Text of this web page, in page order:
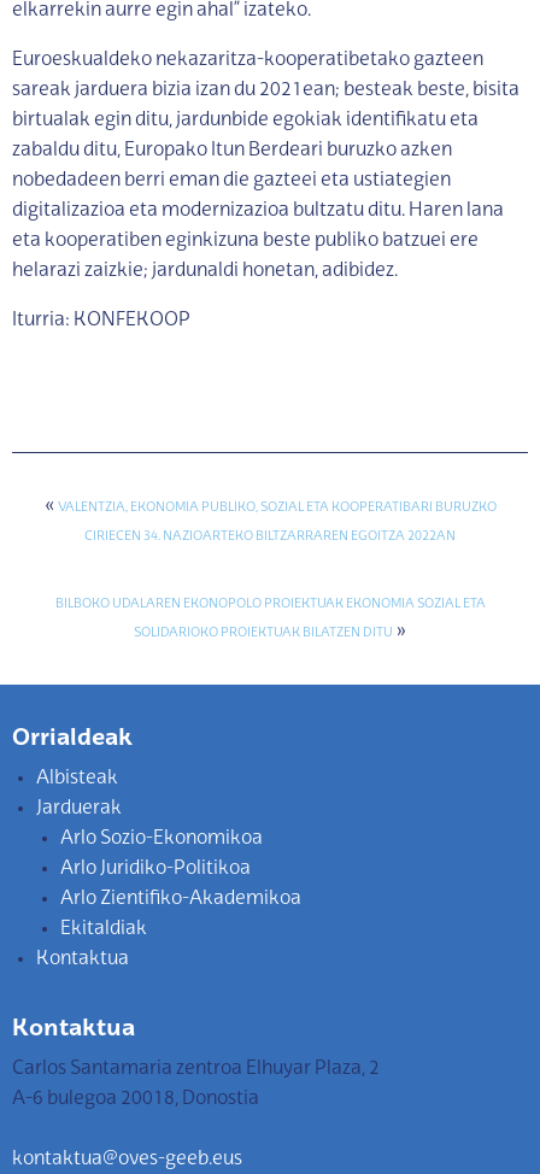
elkarrekin aurre egin ahal” izateko.
Euroeskualdeko nekazaritza-kooperatibetako gazteen
sareak jarduera bizia izan du 2021ean; besteak beste, bisita
birtualak egin ditu, jardunbide egokiak identifikatu eta
zabaldu ditu, Europako Itun Berdeari buruzko azken
nobedadeen berri eman die gazteei eta ustiategien
digitalizazioa eta modernizazioa bultzatu ditu. Haren lana
eta kooperatiben eginkizuna beste publiko batzuei ere
helarazi zaizkie; jardunaldi honetan, adibidez.
Iturria: KONFEKOOP
« VALENTZIA, EKONOMIA PUBLIKO, SOZIAL ETA KOOPERATIBARI BURUZKO
CIRIECEN 34. NAZIOARTEKO BILTZARRAREN EGOITZA 2022AN
BILBOKO UDALAREN EKONOPOLO PROIEKTUAK EKONOMIA SOZIAL ETA
SOLIDARIOKO PROIEKTUAK BILATZEN DITU »
Orrialdeak
Albisteak
Jarduerak
Arlo Sozio-Ekonomikoa
Arlo Juridiko-Politikoa
Arlo Zientifiko-Akademikoa
Ekitaldiak
Kontaktua
Kontaktua
Carlos Santamaria zentroa Elhuyar Plaza, 2
A-6 bulegoa 20018, Donostia
kontaktua@oves-geeb.eus